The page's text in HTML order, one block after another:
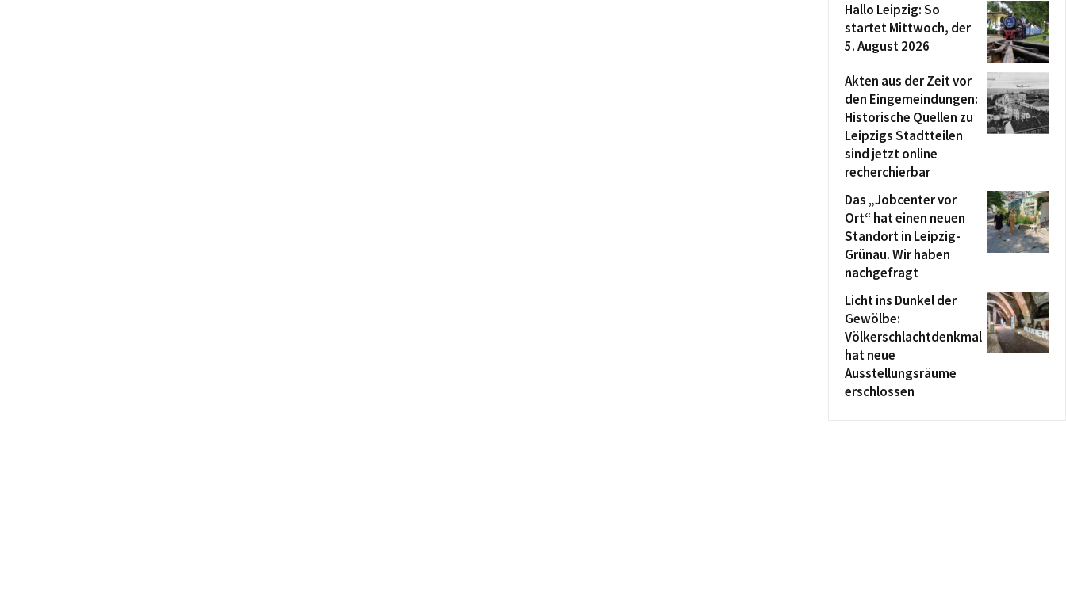
Hallo Leipzig: So
startet Mittwoch, der
5. August 2026
Akten aus der Zeit vor
den Eingemeindungen:
Historische Quellen zu
Leipzigs Stadtteilen
sind jetzt online
recherchierbar
Das „Jobcenter vor
Ort“ hat einen neuen
Standort in Leipzig-
Grünau. Wir haben
nachgefragt
Licht ins Dunkel der
Gewölbe:
Völkerschlachtdenkmal
hat neue
Ausstellungsräume
erschlossen